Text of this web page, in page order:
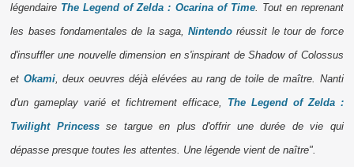
légendaire The Legend of Zelda : Ocarina of Time. Tout en reprenant
les bases fondamentales de la saga,Nintendo réussit le tour de force
d'insuffler une nouvelle dimension en s'inspirant de Shadow of Colossus
et Okami, deux oeuvres déjà elévées au rang de toile de maître. Nanti
d'un gameplay varié et fichtrement efficace, The Legend of Zelda :
Twilight Princessse targue en plus d'offrir une durée de vie qui
dépasse presque toutes les attentes. Une légende vient de naître".